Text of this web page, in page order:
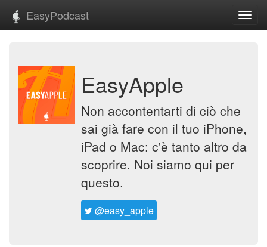
EasyPodcast
EasyApple
Non accontentarti di ciò che
sai già fare con il tuo iPhone,
iPad o Mac: c'è tanto altro da
scoprire. Noi siamo qui per
questo.
@easy_apple